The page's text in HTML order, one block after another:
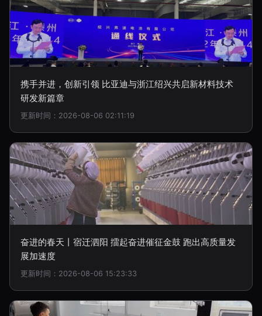
携手并进，创新引领 比亚迪与浙江绍兴共启新材料技术
研发新篇章
更新时间：2026-08-06 02:11:19
奋进的春天丨宿迁泗阳 擂起奋进催征金鼓 跑出高质量发
展加速度
更新时间：2026-08-06 15:23:33